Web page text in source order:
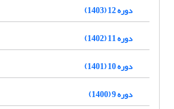
دوره 12 (1403)
دوره 11 (1402)
دوره 10 (1401)
دوره 9 (1400)